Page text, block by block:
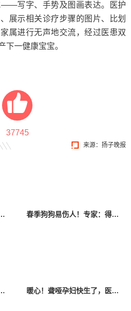
——写字、手势及图画表达。医护
展示相关诊疗步骤的图片、比划
属进行无声地交流，经过医患双
下一健康宝宝。
37745
来源：扬子晚报
病史，9问提前识别风险 春季狗狗易伤人！专家：得了狂犬病没治，打疫苗很关键
全球物理海洋学家最高荣誉 暖心！聋哑孕妇快生了，医护“无声对白”为其护航